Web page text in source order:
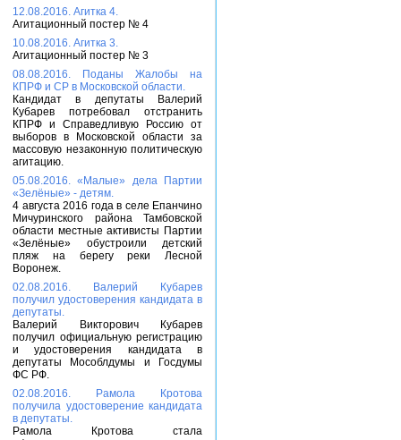
12.08.2016. Агитка 4.
Агитационный постер № 4
10.08.2016. Агитка 3.
Агитационный постер № 3
08.08.2016. Поданы Жалобы на
КПРФ и СР в Московской области.
Кандидат в депутаты Валерий
Кубарев потребовал отстранить
КПРФ и Справедливую Россию от
выборов в Московской области за
массовую незаконную политическую
агитацию.
05.08.2016. «Малые» дела Партии
«Зелёные» - детям.
4 августа 2016 года в селе Епанчино
Мичуринского района Тамбовской
области местные активисты Партии
«Зелёные» обустроили детский
пляж на берегу реки Лесной
Воронеж.
02.08.2016. Валерий Кубарев
получил удостоверения кандидата в
депутаты.
Валерий Викторович Кубарев
получил официальную регистрацию
и удостоверения кандидата в
депутаты Мособлдумы и Госдумы
ФС РФ.
02.08.2016. Рамола Кротова
получила удостоверение кандидата
в депутаты.
Рамола Кротова стала